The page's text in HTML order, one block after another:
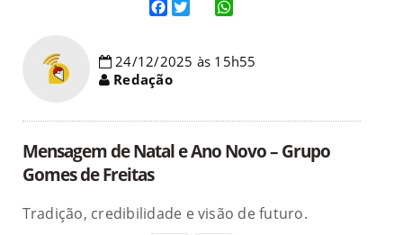
24/12/2025 às 15h55
Redação
Mensagem de Natal e Ano Novo – Grupo
Gomes de Freitas
Tradição, credibilidade e visão de futuro.